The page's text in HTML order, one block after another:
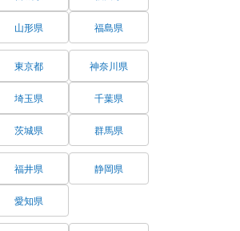
山形県 福島県
東京都 神奈川県
埼玉県 千葉県
茨城県 群馬県
福井県 静岡県
愛知県